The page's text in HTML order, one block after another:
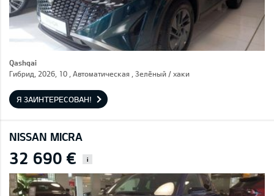
Qashqai
Гибрид, 2026, 10 , Автоматическая , Зелёный / хаки
Я ЗАИНТЕРЕСОВАН!
NISSAN MICRA
32 690 € i